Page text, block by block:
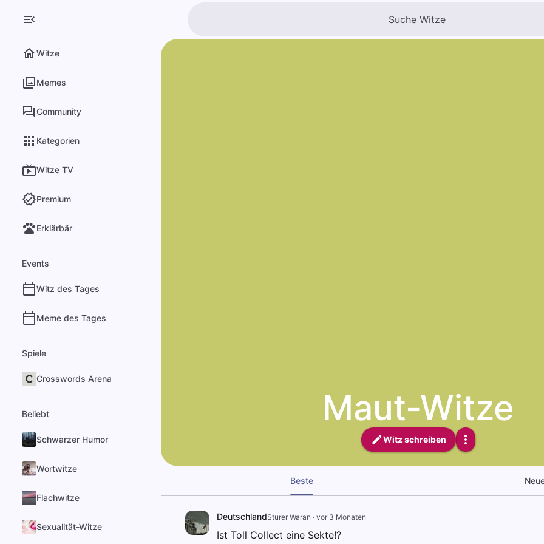
Witze
Memes
Community
Kategorien
Witze TV
Premium
Erklärbär
Events
Witz des Tages
Meme des Tages
Spiele
Crosswords Arena
Beliebt
Schwarzer Humor
Wortwitze
Flachwitze
Sexualität-Witze
Maut-Witze
Witz schreiben
Beste
DeutschlandSturer Waran · vor 3 Monaten
Ist Toll Collect eine Sekte!?